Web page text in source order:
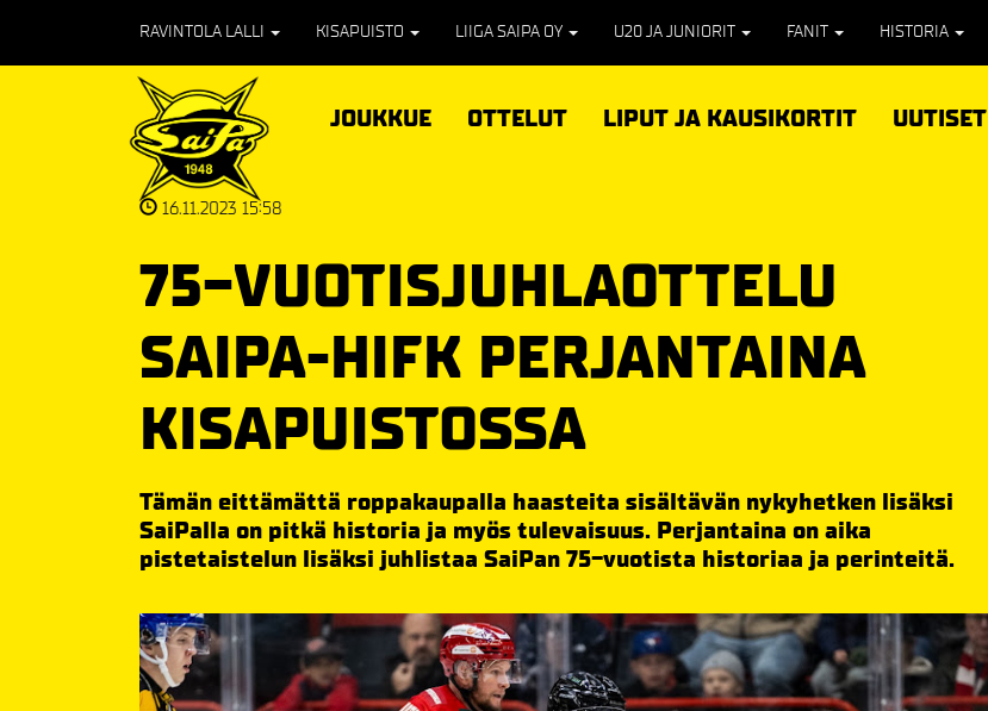
RAVINTOLA LALLI KISAPUISTO LIIGA SAIPA OY U20 JA JUNIORIT FANIT HISTORIA
JOUKKUE OTTELUT LIPUT JA KAUSIKORTIT UUTISET
16.11.2023 15:58
75-VUOTISJUHLAOTTELU
SAIPA-HIFK PERJANTAINA
KISAPUISTOSSA
Tämän eittämättä roppakaupalla haasteita sisältävän nykyhetken lisäksi
SaiPalla on pitkä historia ja myös tulevaisuus. Perjantaina on aika
pistetaistelun lisäksi juhlistaa SaiPan 75-vuotista historiaa ja perinteitä.